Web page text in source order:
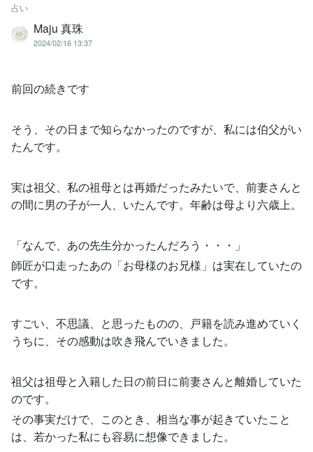
占い
Maju 真珠
2024/02/16 13:37
前回の続きです
そう、その日まで知らなかったのですが、私には伯父がい
たんです。
実は祖父、私の祖母とは再婚だったみたいで、前妻さんと
の間に男の子が一人、いたんです。年齢は母より六歳上。
「なんで、あの先生分かったんだろう・・・」
師匠が口走ったあの「お母様のお兄様」は実在していたの
です。
すごい、不思議、と思ったものの、戸籍を読み進めていく
うちに、その感動は吹き飛んでいきました。
祖父は祖母と入籍した日の前日に前妻さんと離婚していた
のです。
その事実だけで、このとき、相当な事が起きていたこと
は、若かった私にも容易に想像できました。